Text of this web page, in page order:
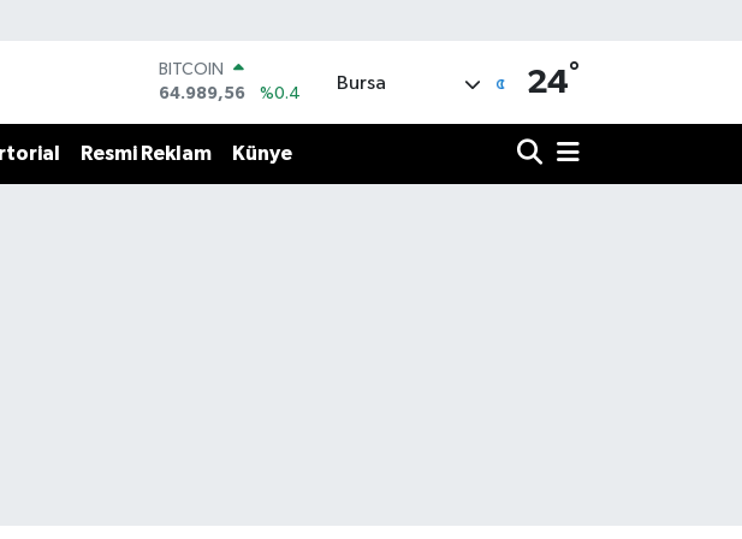
BITCOIN
64.989,56
%0.4
47,7239
%0.01
Bursa 24°
Resmi Reklam Künye